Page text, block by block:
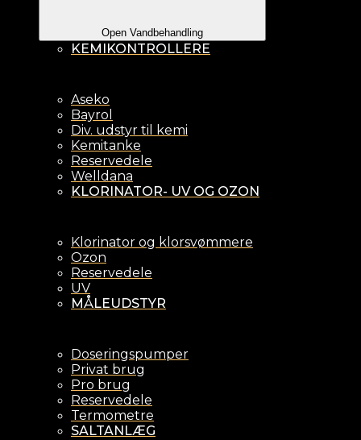
Open Vandbehandling
KEMIKONTROLLERE
Aseko
Bayrol
Div. udstyr til kemi
Kemitanke
Reservedele
Welldana
KLORINATOR- UV OG OZON
Klorinator og klorsvømmere
Ozon
Reservedele
UV
MÅLEUDSTYR
Doseringspumper
Privat brug
Pro brug
Reservedele
Termometre
SALTANLÆG